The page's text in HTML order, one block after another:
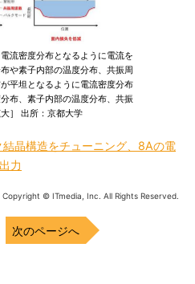
流密度分布となるように電流を
や素子内部の温度分布、共振周
平坦となるように電流密度分布
布、素子内部の温度分布、共振
］ 出所：京都大学
結晶構造をチューニング、8Aの電
力
Copyright © ITmedia, Inc. All Rights Reserved.
次のページへ